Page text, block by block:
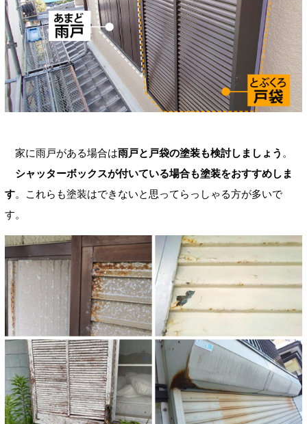
家に雨戸がある場合は雨戸と戸袋の塗装も検討しましょう 。
シャッターボックスが付いている場合も塗装をおすすめしま
す。これらも塗装はできないと思ってらっしゃる方が多いで
す。